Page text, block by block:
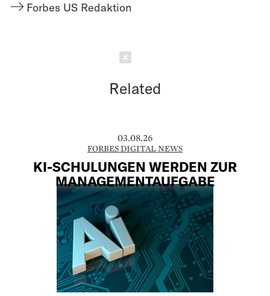
Forbes US Redaktion
Related
03.08.26
FORBES DIGITAL NEWS
KI-SCHULUNGEN WERDEN ZUR
MANAGEMENTAUFGABE